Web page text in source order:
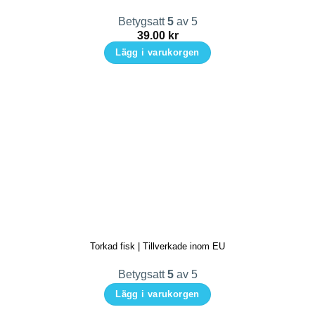
Betygsatt5av 5
39.00 kr
Lägg i varukorgen
Torkad fisk | Tillverkade inom EU
Betygsatt5av 5
Lägg i varukorgen